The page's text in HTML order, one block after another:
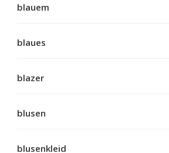
blauem
blaues
blazer
blusen
blusenkleid